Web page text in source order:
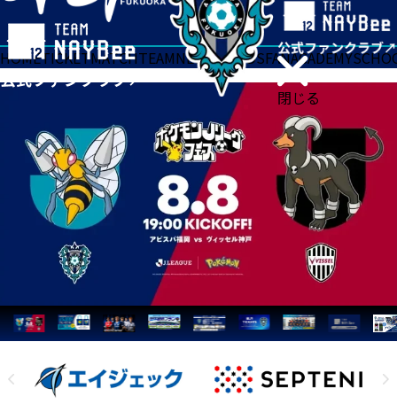
閉じる
HOMETICKETMATCHTEAMNEWSGOODSFANACADEMY